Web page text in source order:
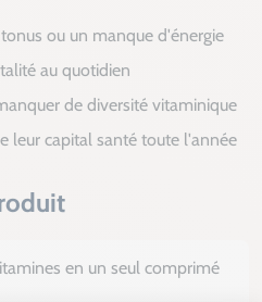
ou un manque d'énergie
au quotidien
de diversité vitaminique
leur capital santé toute l'année
en un seul comprimé